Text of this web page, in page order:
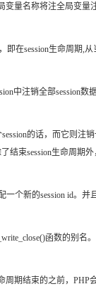
变量名称将注全局变量
即在session生命周期,
中注销全部session
的话，而它则注销
了结束session生命周
个新的session id。
函数的别
周期结束的之前，PHP